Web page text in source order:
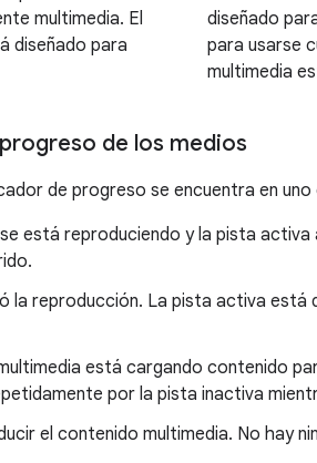
multimedia. El
diseñado para
diseñado
para usarse
multimedia
de los medios
de progreso se encuentra en
está reproduciendo y la pista
la reproducción. La pista activa está
está cargando contenido
por la pista inactiva
el contenido multimedia. No hay